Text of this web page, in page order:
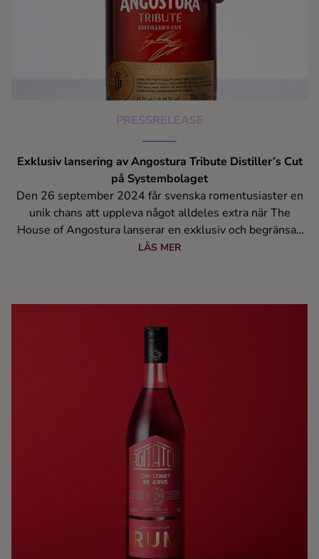
PRESSRELEASE
Exklusiv lansering av Angostura Tribute Distiller’s Cut
på Systembolaget
Den 26 september 2024 får svenska romentusiaster en
unik chans att uppleva något alldeles extra när The
House of Angostura lanserar en exklusiv och begränsad
upplaga av deras senaste framtagna premiumrom -
LÄS MER